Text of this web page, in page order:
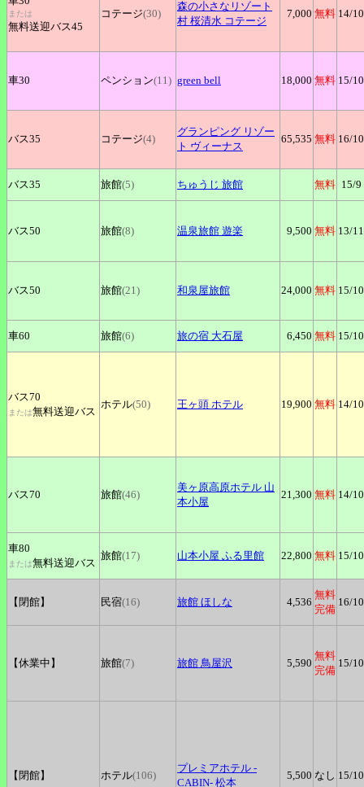
または
無料送迎バス45
コテージ(30)
森の小さなリゾート
村 桜清水 コテージ
7,000 無料 14/10
車30 ペンション(11) green bell 18,000 無料 15/10
バス35 コテージ(4)
グランピング リゾー
ト ヴィーナス
65,535 無料 16/10
バス35 旅館(5) ちゅうじ 旅館 無料 15/9
バス50 旅館(8) 温泉旅館 遊楽 9,500 無料 13/11
バス50 旅館(21) 和泉屋旅館 24,000 無料 15/10
車60 旅館(6) 旅の宿 大石屋 6,450 無料 15/10
バス70
または無料送迎バス
ホテル(50) 王ヶ頭 ホテル 19,900 無料 14/10
バス70 旅館(46)
美ヶ原高原ホテル 山
本小屋
21,300 無料 14/10
車80
または無料送迎バス
旅館(17) 山本小屋 ふる里館 22,800 無料 15/10
【閉館】 民宿(16) 旅館 ほしな 4,536
無料
完備
16/10
【休業中】 旅館(7) 旅館 鳥屋沢 5,590
無料
完備
15/10
【閉館】 ホテル(106)
プレミアホテル -
CABIN- 松本
5,500 なし 15/10